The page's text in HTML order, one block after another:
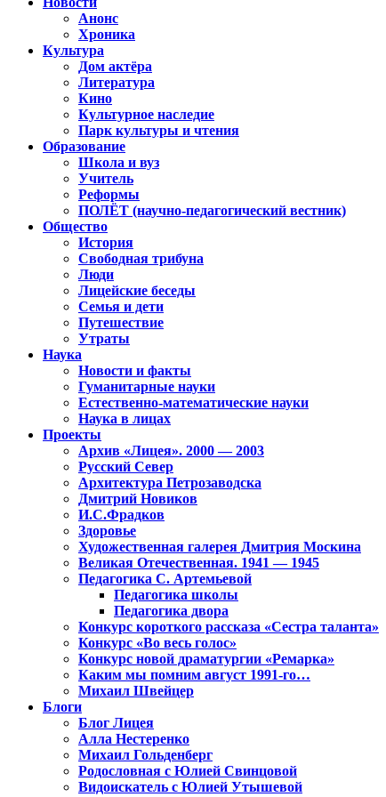
Анонс
Хроника
Культура
Дом актёра
Литература
Кино
Культурное наследие
Парк культуры и чтения
Образование
Школа и вуз
Учитель
Реформы
ПОЛЁТ (научно-педагогический вестник)
Общество
История
Свободная трибуна
Люди
Лицейские беседы
Семья и дети
Путешествие
Утраты
Наука
Новости и факты
Гуманитарные науки
Естественно-математические науки
Наука в лицах
Проекты
Архив «Лицея». 2000 — 2003
Русский Север
Архитектура Петрозаводска
Дмитрий Новиков
И.С.Фрадков
Здоровье
Художественная галерея Дмитрия Москина
Великая Отечественная. 1941 — 1945
Педагогика С. Артемьевой
Педагогика школы
Педагогика двора
Конкурс короткого рассказа «Сестра таланта»
Конкурс «Во весь голос»
Конкурс новой драматургии «Ремарка»
Каким мы помним август 1991-го…
Михаил Швейцер
Блоги
Блог Лицея
Алла Нестеренко
Михаил Гольденберг
Родословная с Юлией Свинцовой
Видоискатель с Юлией Утышевой